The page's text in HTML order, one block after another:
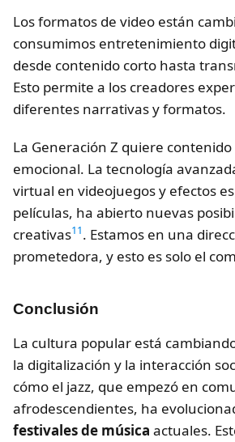
Los formatos de video están
consumimos entretenimiento
desde contenido corto hasta
Esto permite a los creadores
diferentes narrativas y formatos.
La Generación Z quiere
emocional. La tecnología
virtual en videojuegos y efectos
películas, ha abierto nuevas
creativas11. Estamos en una
prometedora, y esto es solo el
Conclusión
La cultura popular está
la digitalización y la interacción
cómo el jazz, que empezó en
afrodescendientes, ha
festivales de música actuales.